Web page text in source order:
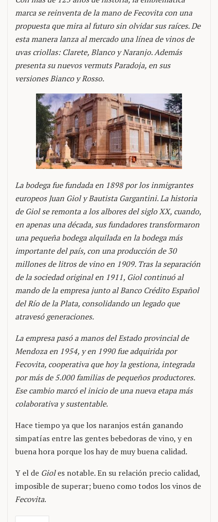
marca se reinventa de la mano de Fecovita con una
propuesta que mira al futuro sin olvidar sus raíces. De
esta manera lanza al mercado una línea de vinos de
uvas criollas: Clarete, Blanco y Naranjo. Además
presenta su nuevos vermuts Paradoja, en sus
versiones Bianco y Rosso.
La bodega fue fundada en 1898 por los inmigrantes
europeos Juan Giol y Bautista Gargantini. La historia
de Giol se remonta a los albores del siglo XX, cuando,
en apenas una década, sus fundadores transformaron
una pequeña bodega alquilada en la bodega más
importante del país, con una producción de 30
millones de litros de vino en 1909. Tras la separación
de la sociedad original en 1911, Giol continuó al
mando de la empresa junto al Banco Crédito Español
del Río de la Plata, consolidando un legado que
atravesó generaciones.
La empresa pasó a manos del Estado provincial de
Mendoza en 1954, y en 1990 fue adquirida por
Fecovita, cooperativa que hoy la gestiona, integrada
por más de 5.000 familias de pequeños productores.
Ese cambio marcó el inicio de una nueva etapa más
colaborativa y sustentable.
Hace tiempo ya que los naranjos están ganando
simpatías entre las gentes bebedoras de vino, y en
buena hora porque los hay de muy buena calidad.
Y el de Gioles notable. En su relación precio calidad,
imposible de superar; bueno como todos los vinos de
Fecovita.